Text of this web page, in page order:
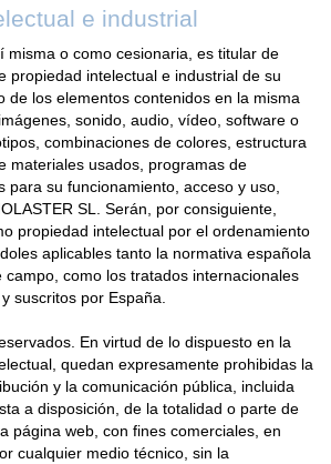
e industrial
misma o como cesionaria, es titular de
propiedad intelectual e industrial de su
de los elementos contenidos en la misma
sonido, audio, vídeo, software o
combinaciones de colores, estructura
materiales usados, programas de
para su funcionamiento, acceso y uso,
SL. Serán, por consiguiente,
propiedad intelectual por el ordenamiento
aplicables tanto la normativa española
campo, como los tratados internacionales
suscritos por España.
En virtud de lo dispuesto en la
quedan expresamente prohibidas la
y la comunicación pública, incluida
a disposición, de la totalidad o parte de
página web, con fines comerciales, en
cualquier medio técnico, sin la